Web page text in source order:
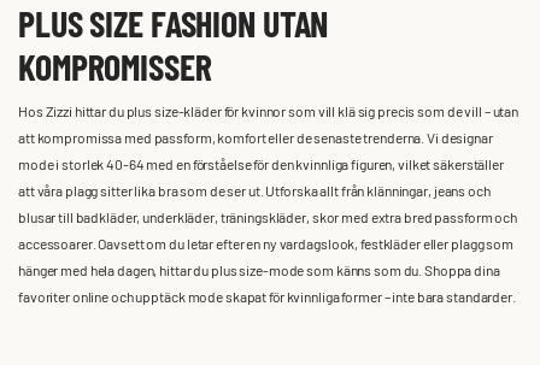
PLUS SIZE FASHION UTAN
KOMPROMISSER
Hos Zizzi hittar du plus size-kläder för kvinnor som vill klä sig precis som de vill – utan
att kompromissa med passform, komfort eller de senaste trenderna. Vi designar
mode i storlek 40-64 med en förståelse för den kvinnliga figuren, vilket säkerställer
att våra plagg sitter lika bra som de ser ut. Utforska allt från klänningar, jeans och
blusar till badkläder, underkläder, träningskläder, skor med extra bred passform och
accessoarer. Oavsett om du letar efter en ny vardagslook, festkläder eller plagg som
hänger med hela dagen, hittar du plus size-mode som känns som du. Shoppa dina
favoriter online och upptäck mode skapat för kvinnliga former – inte bara standarder.